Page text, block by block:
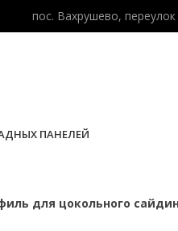
пос. Вахрушево,
ПАНЕЛЕЙ
для цокольного